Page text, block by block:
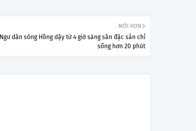
MỚI HƠN
Ngư dân sông Hồng dậy từ 4 giờ sáng săn đặc sản chỉ
sống hơn 20 phút